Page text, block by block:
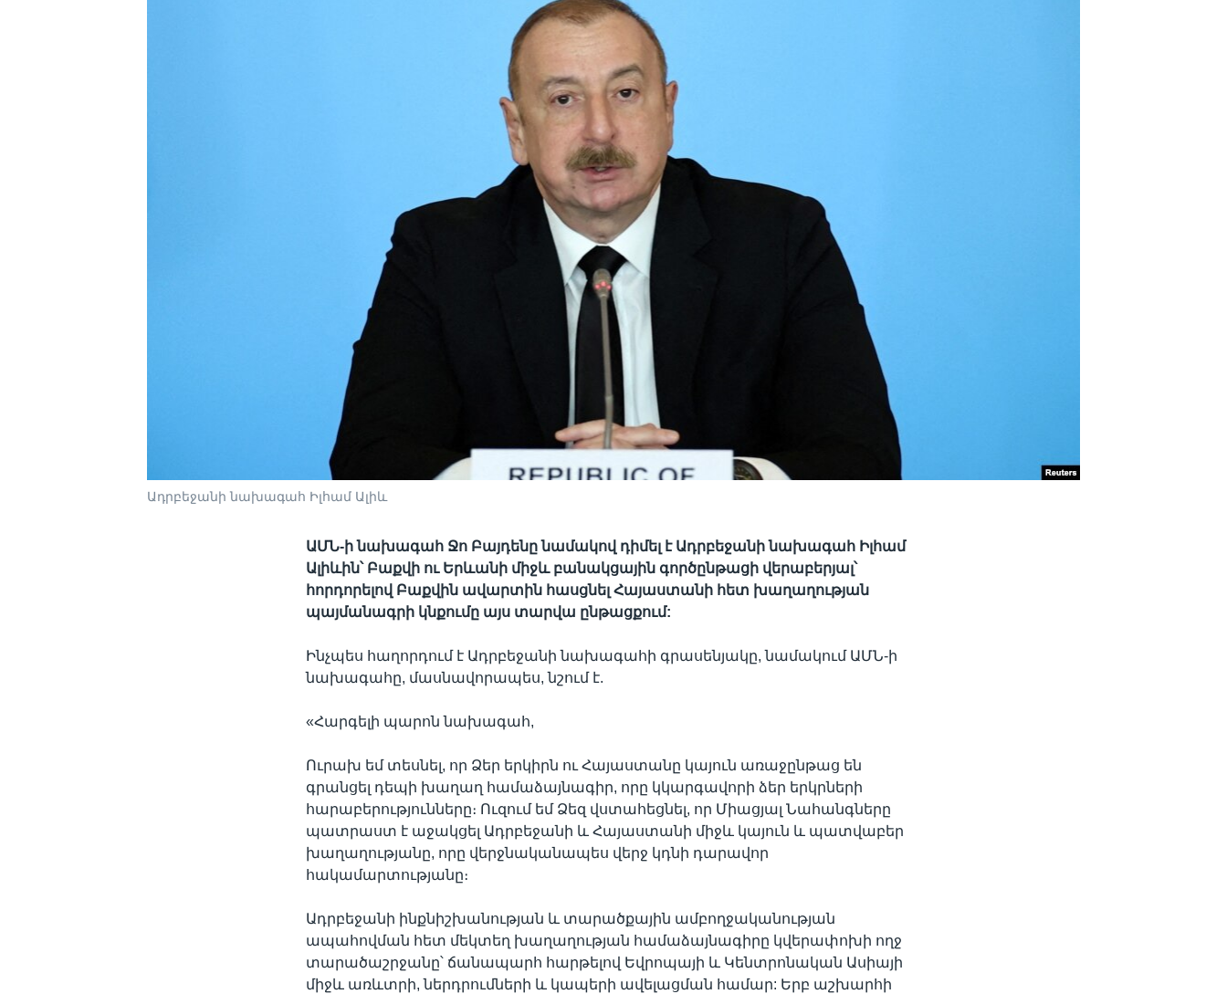
Ադրբեջանի նախագահ Իլհամ Ալիև
ԱՄՆ-ի նախագահ Ջո Բայդենը նամակով դիմել է Ադրբեջանի նախագահ Իլհամ
Ալիևին՝ Բաքվի ու Երևանի միջև բանակցային գործընթացի վերաբերյալ՝
հորդորելով Բաքվին ավարտին հասցնել Հայաստանի հետ խաղաղության
պայմանագրի կնքումը այս տարվա ընթացքում:
Ինչպես հաղորդում է Ադրբեջանի նախագահի գրասենյակը, նամակում ԱՄՆ-ի
նախագահը, մասնավորապես, նշում է.
«Հարգելի պարոն նախագահ,
Ուրախ եմ տեսնել, որ Ձեր երկիրն ու Հայաստանը կայուն առաջընթաց են
գրանցել դեպի խաղաղ համաձայնագիր, որը կկարգավորի ձեր երկրների
հարաբերությունները։ Ուզում եմ Ձեզ վստահեցնել, որ Միացյալ Նահանգները
պատրաստ է աջակցել Ադրբեջանի և Հայաստանի միջև կայուն և պատվաբեր
խաղաղությանը, որը վերջնականապես վերջ կդնի դարավոր
հակամարտությանը։
Ադրբեջանի ինքնիշխանության և տարածքային ամբողջականության
ապահովման հետ մեկտեղ խաղաղության համաձայնագիրը կվերափոխի ողջ
տարածաշրջանը՝ ճանապարհ հարթելով Եվրոպայի և Կենտրոնական Ասիայի
միջև առևտրի, ներդրումների և կապերի ավելացման համար: Երբ աշխարհի